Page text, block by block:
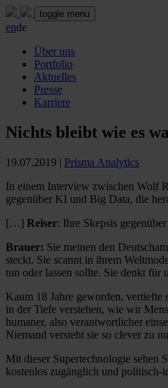
toggle menu
ende
Über uns
Portfolio
Aktuelles
Presse
Karriere
Nichts bleibt wie es
19.07.2019 | Prisma Analytics
In einem Interview zwischen Wolf
gegenüber KI und Big Data, die
[…] Reiser: Ihre Skepsis
Brauer: Sie meinen den
steckt. Sie scannt in ihrem
tun oder lassen sollte. Sie denkt für
Kaum 18 Jahre geworden,
in der Tiefe verstehen, wie wir
humaner, also verantwortlicher
Niemand versteht sie so clever zu
Mit dieser Supertechnologie sehen
kostenlos zugänglich und